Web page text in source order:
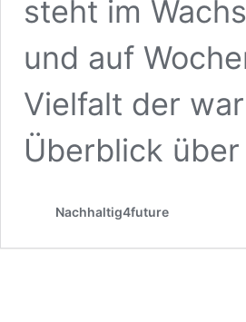
steht im
und auf
Vielfalt der
Überblick
Nachhaltig4future